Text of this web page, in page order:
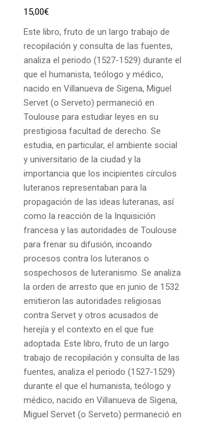
15,00€
Este libro, fruto de un largo trabajo de
recopilación y consulta de las fuentes,
analiza el periodo (1527-1529) durante el
que el humanista, teólogo y médico,
nacido en Villanueva de Sigena, Miguel
Servet (o Serveto) permaneció en
Toulouse para estudiar leyes en su
prestigiosa facultad de derecho. Se
estudia, en particular, el ambiente social
y universitario de la ciudad y la
importancia que los incipientes círculos
luteranos representaban para la
propagación de las ideas luteranas, así
como la reacción de la Inquisición
francesa y las autoridades de Toulouse
para frenar su difusión, incoando
procesos contra los luteranos o
sospechosos de luteranismo. Se analiza
la orden de arresto que en junio de 1532
emitieron las autoridades religiosas
contra Servet y otros acusados de
herejía y el contexto en el que fue
adoptada. Este libro, fruto de un largo
trabajo de recopilación y consulta de las
fuentes, analiza el periodo (1527-1529)
durante el que el humanista, teólogo y
médico, nacido en Villanueva de Sigena,
Miguel Servet (o Serveto) permaneció en